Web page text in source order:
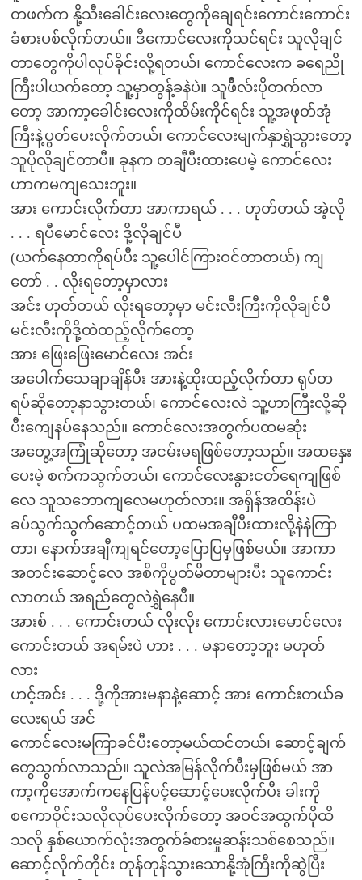
တဖက်က နို့သီးခေါင်းလေးတွေကိုချေရင်းကောင်းကောင်း
ခံစားပစ်လိုက်တယ်။ ဒီကောင်လေးကိုသင်ရင်း သူလိုချင်
တာတွေကိုပါလုပ်ခိုင်းလို့ရတယ်၊ ကောင်လေးက ခရေညို
ကြီးပါယက်တော့ သူ့မှာတွန့်ခနဲပဲ။ သူဖ်ီလ်းပိုတက်လာ
တော့ အာကာ့ခေါင်းလေးကိုထိမ်းကိုင်ရင်း သူ့အဖုတ်အုံ
ကြီးနဲ့ပွတ်ပေးလိုက်တယ်၊ ကောင်လေးမျက်နှာရွှဲသွားတော့
သူပိုလိုချင်တာပီ။ ခုနက တချီပီးထားပေမဲ့ ကောင်လေး
ဟာကမကျသေးဘူး။
အား ကောင်းလိုက်တာ အာကာရယ် . . . ဟုတ်တယ် အဲ့လို
. . . ရပီမောင်လေး ဒို့လိုချင်ပီ
(ယက်နေတာကိုရပ်ပီး သူ့ပေါင်ကြားဝင်တာတယ်) ကျ
တော် . . လိုးရတော့မှာလား
အင်း ဟုတ်တယ် လိုးရတော့မှာ မင်းလီးကြီးကိုလိုချင်ပီ
မင်းလီးကိုဒို့ထဲထည့်လိုက်တော့
အား ဖြေးဖြေးမောင်လေး အင်း
အပေါက်သေချာချိန်ပီး အားနဲ့ထိုးထည့်လိုက်တာ ရုပ်တ
ရပ်ဆိုတော့နာသွားတယ်၊ ကောင်လေးလဲ သူ့ဟာကြီးလို့ဆို
ပီးကျေနပ်နေသည်။ ကောင်လေးအတွက်ပထမဆုံး
အတွေ့အကြုံဆိုတော့ အငမ်းမရဖြစ်တော့သည်။ အထနှေး
ပေးမဲ့ စက်ကသွက်တယ်၊ ကောင်လေးနွားငတ်ရေကျဖြစ်
လေ သူသဘောကျလေမဟုတ်လား။ အရှိန်အထိန်းပဲ
ခပ်သွက်သွက်ဆောင့်တယ် ပထမအချီပီးထားလို့နဲနဲကြာ
တာ၊ နောက်အချီကျရင်တော့ပြောပြမှဖြစ်မယ်။ အာကာ
အတင်းဆောင့်လေ အစိကိုပွတ်မိတာများပီး သူကောင်း
လာတယ် အရည်တွေလဲရွှဲနေပီ။
အားစ် . . . ကောင်းတယ် လိုးလိုး ကောင်းလားမောင်လေး
ကောင်းတယ် အရမ်းပဲ ဟား . . . မနာတော့ဘူး မဟုတ်
လား
ဟင့်အင်း . . . ဒို့ကိုအားမနာနဲ့ဆောင့် အား ကောင်းတယ်ခ
လေးရယ် အင်
ကောင်လေးမကြာခင်ပီးတော့မယ်ထင်တယ်၊ ဆောင့်ချက်
တွေသွက်လာသည်။ သူလဲအမြန်လိုက်ပီးမှဖြစ်မယ် အာ
ကာ့ကိုအောက်ကနေပြန်ပင့်ဆောင့်ပေးလိုက်ပီး ခါးကို
စကောဝိုင်းသလိုလုပ်ပေးလိုက်တော့ အဝင်အထွက်ပိုထိ
သလို နှစ်ယောက်လုံးအတွက်ခံစားမှုဆန်းသစ်စေသည်။
ဆောင့်လိုက်တိုင်း တုန်တုန်သွားသောနို့အုံကြီးကိုဆွဲပြီး